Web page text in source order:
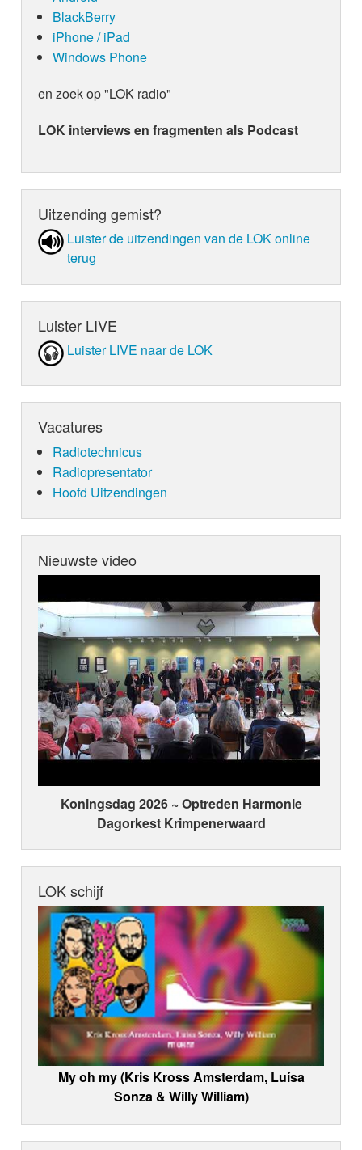
BlackBerry
iPhone / iPad
Windows Phone
en zoek op "LOK radio"
LOK interviews en fragmenten als Podcast
Uitzending gemist?
Luister de uit­zen­din­gen van de LOK online
terug
Luister LIVE
Luister LIVE naar de LOK
Vacatures
Radiotechnicus
Radiopresentator
Hoofd Uitzendingen
Nieuwste video
Koningsdag 2026 ~ Optreden Harmonie
Dagorkest Krimpenerwaard
LOK schijf
My oh my (Kris Kross Amsterdam, Luísa
Sonza & Willy William)